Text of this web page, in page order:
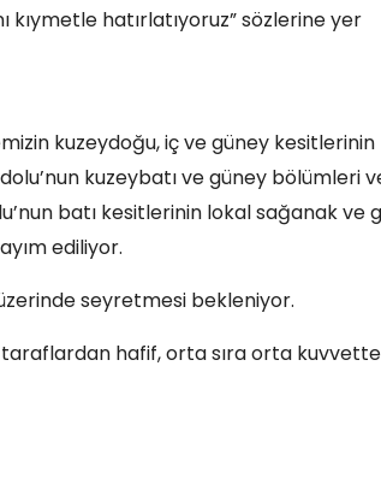
kıymetle hatırlatıyoruz” sözlerine yer
kuzeydoğu, iç ve güney kesitlerinin
kuzeybatı ve güney bölümleri
batı kesitlerinin lokal sağanak ve
ediliyor.
seyretmesi bekleniyor.
taraflardan hafif, orta sıra orta kuvvette